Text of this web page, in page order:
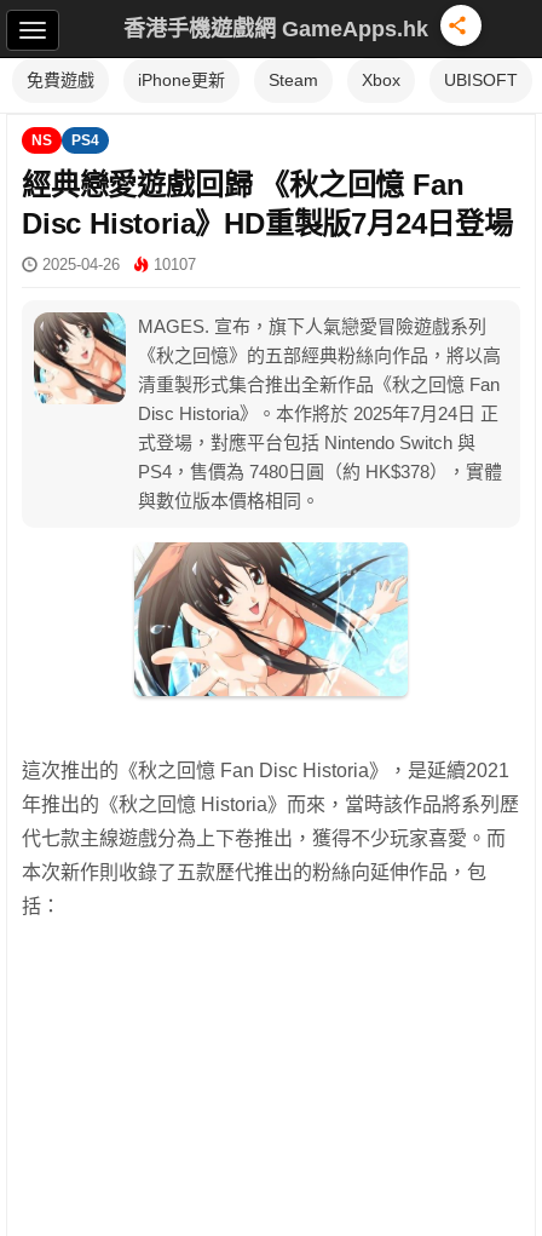
香港手機遊戲網 GameApps.hk
免費遊戲 iPhone更新 Steam Xbox UBISOFT
NS PS4
經典戀愛遊戲回歸 《秋之回憶 Fan
Disc Historia》HD重製版7月24日登場
2025-04-26 10107
MAGES. 宣布，旗下人氣戀愛冒險遊戲系列
《秋之回憶》的五部經典粉絲向作品，將以高
清重製形式集合推出全新作品《秋之回憶 Fan
Disc Historia》。本作將於 2025年7月24日 正
式登場，對應平台包括 Nintendo Switch 與
PS4，售價為 7480日圓（約 HK$378），實體
與數位版本價格相同。
這次推出的《秋之回憶 Fan Disc Historia》，是延續2021
年推出的《秋之回憶 Historia》而來，當時該作品將系列歷
代七款主線遊戲分為上下卷推出，獲得不少玩家喜愛。而
本次新作則收錄了五款歷代推出的粉絲向延伸作品，包
括：